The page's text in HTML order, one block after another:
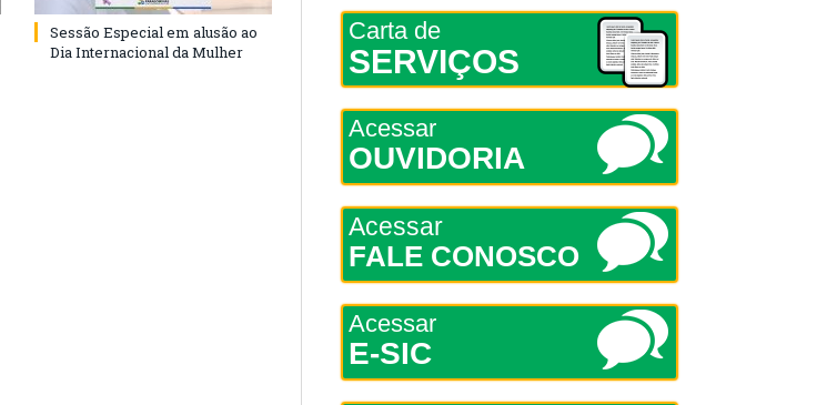
Sessão Especial em alusão ao
Dia Internacional da Mulher
Carta de
SERVIÇOS
Acessar
OUVIDORIA
Acessar
FALE CONOSCO
Acessar
E-SIC